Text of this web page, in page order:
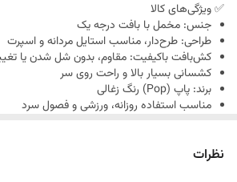
✅ ویژگی‌های کالا
جنس: مخمل با بافت درجه یک
طراحی: طرح‌دار، مناسب استایل مردانه و اسپرت
کش‌بافت باکیفیت: مقاوم، بدون شل شدن یا
کشسانی بسیار بالا و راحت روی سر
برند: پاپ (Pop) رنگ زغالی
مناسب استفاده روزانه، ورزشی و فصول سرد
نظرات